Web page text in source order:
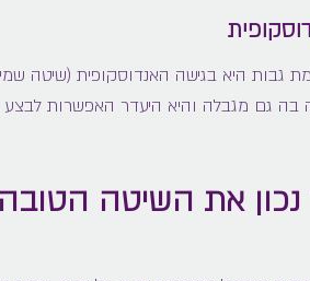
גבות היא בגישה האנדוסקופית (שיטה
בה גם מגבלה והיא היעדר האפשרות
נכון את השיטה